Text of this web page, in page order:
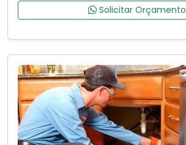
Solicitar Orçamento